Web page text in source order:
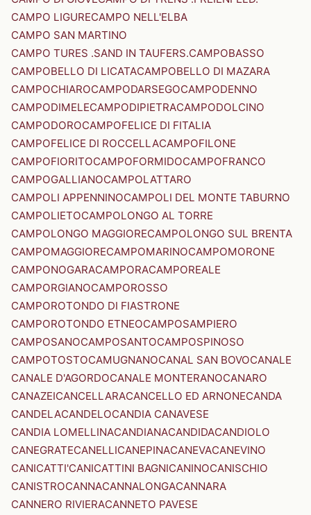
CAMPO LIGURECAMPO NELL'ELBA
CAMPO SAN MARTINO
CAMPO TURES .SAND IN TAUFERS.CAMPOBASSO
CAMPOBELLO DI LICATACAMPOBELLO DI MAZARA
CAMPOCHIAROCAMPODARSEGOCAMPODENNO
CAMPODIMELECAMPODIPIETRACAMPODOLCINO
CAMPODOROCAMPOFELICE DI FITALIA
CAMPOFELICE DI ROCCELLACAMPOFILONE
CAMPOFIORITOCAMPOFORMIDOCAMPOFRANCO
CAMPOGALLIANOCAMPOLATTARO
CAMPOLI APPENNINOCAMPOLI DEL MONTE TABURNO
CAMPOLIETOCAMPOLONGO AL TORRE
CAMPOLONGO MAGGIORECAMPOLONGO SUL BRENTA
CAMPOMAGGIORECAMPOMARINOCAMPOMORONE
CAMPONOGARACAMPORACAMPOREALE
CAMPORGIANOCAMPOROSSO
CAMPOROTONDO DI FIASTRONE
CAMPOROTONDO ETNEOCAMPOSAMPIERO
CAMPOSANOCAMPOSANTOCAMPOSPINOSO
CAMPOTOSTOCAMUGNANOCANAL SAN BOVOCANALE
CANALE D'AGORDOCANALE MONTERANOCANARO
CANAZEICANCELLARACANCELLO ED ARNONECANDA
CANDELACANDELOCANDIA CANAVESE
CANDIA LOMELLINACANDIANACANDIDACANDIOLO
CANEGRATECANELLICANEPINACANEVACANEVINO
CANICATTI'CANICATTINI BAGNICANINOCANISCHIO
CANISTROCANNACANNALONGACANNARA
CANNERO RIVIERACANNETO PAVESE